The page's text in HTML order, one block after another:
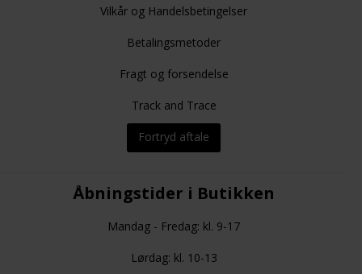
Åbningstider i Butikken
Mandag - Fredag: kl. 9-17
Lørdag: kl. 10-13
Vilkår og Handelsbetingelser
Betalingsmetoder
Fragt og forsendelse
Track and Trace
Fortryd aftale